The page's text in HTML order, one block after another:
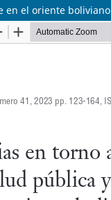
en el oriente boliviano